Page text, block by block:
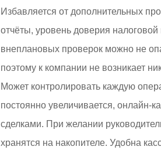
Избавляется от дополнительных
отчёты, уровень доверия
внеплановых проверок можно не
поэтому к компании не возникает
Может контролировать каждую
постоянно увеличивается, онлайн-
сделками. При желании
хранятся на накопителе. Удобна